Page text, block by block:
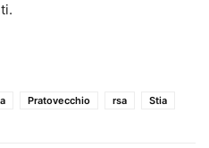
Pratovecchio rsa Stia